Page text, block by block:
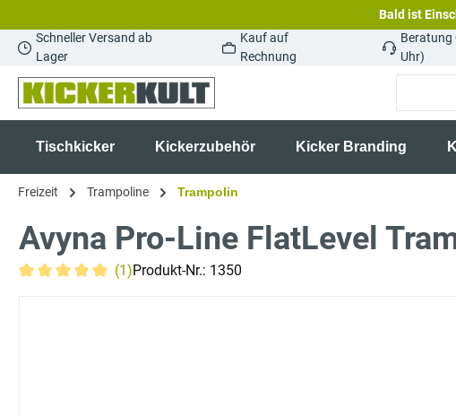
Bald ist
Schneller Versand ab
Lager
Kauf auf
Rechnung
Beratung
Uhr)
Tischkicker Kickerzubehör Kicker Branding
Freizeit Trampoline Trampolin
Avyna Pro-Line FlatLevel
(1)Produkt-Nr.: 1350